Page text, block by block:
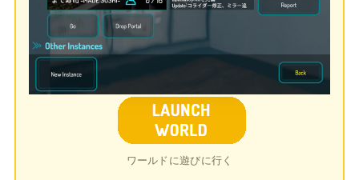
ワールドに遊びに行く